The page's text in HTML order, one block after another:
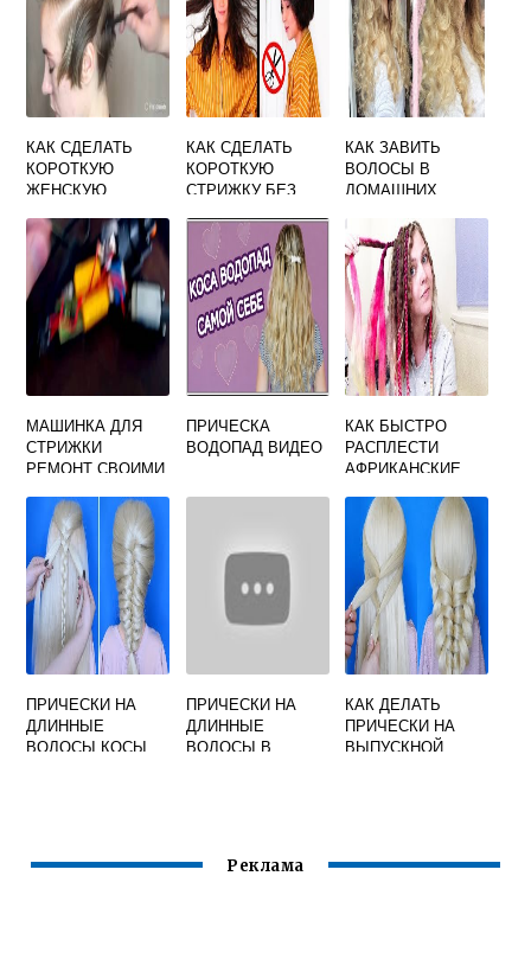
КАК СДЕЛАТЬ
КОРОТКУЮ
ЖЕНСКУЮ
КАК СДЕЛАТЬ
КОРОТКУЮ
СТРИЖКУ БЕЗ
КАК ЗАВИТЬ
ВОЛОСЫ В
ДОМАШНИХ
ПЛОЙКИ И
БИГУДИ
МАШИНКА ДЛЯ
СТРИЖКИ
РЕМОНТ СВОИМИ
ПРИЧЕСКА
ВОДОПАД ВИДЕО
КАК БЫСТРО
РАСПЛЕСТИ
АФРИКАНСКИЕ
ПРИЧЕСКИ НА
ДЛИННЫЕ
ВОЛОСЫ КОСЫ
ПРИЧЕСКИ НА
ДЛИННЫЕ
ВОЛОСЫ В
КАК ДЕЛАТЬ
ПРИЧЕСКИ НА
ВЫПУСКНОЙ
Реклама